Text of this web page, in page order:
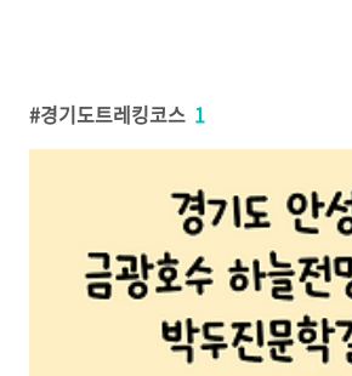
경기도트레킹코스 1